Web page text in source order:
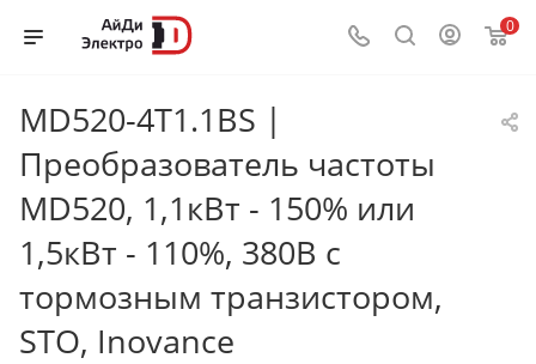
0
MD520-4T1.1BS |
Преобразователь частоты
MD520, 1,1кВт - 150% или
1,5кВт - 110%, 380В с
тормозным транзистором,
STO, Inovance